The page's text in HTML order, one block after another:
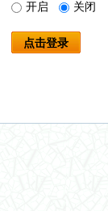
开启 关闭
点击登录